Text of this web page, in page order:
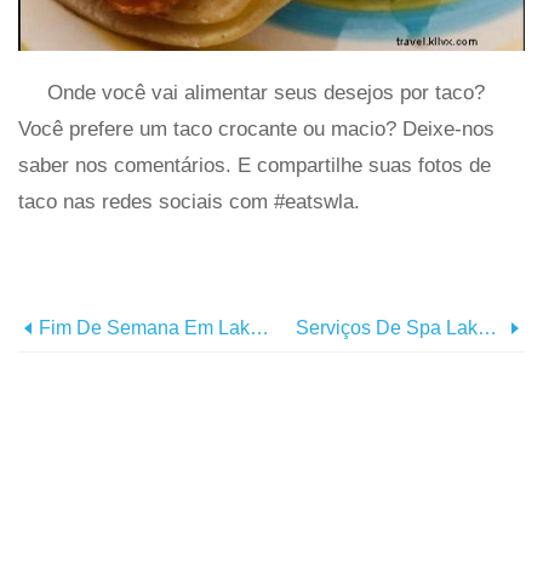
Onde você vai alimentar seus desejos por taco?
Você prefere um taco crocante ou macio? Deixe-nos
saber nos comentários. E compartilhe suas fotos de
taco nas redes sociais com #eatswla.
Fim De Semana Em Lake Charles:foto-História Serviços De Spa Lake Charles Para Todos Os Orçamentos